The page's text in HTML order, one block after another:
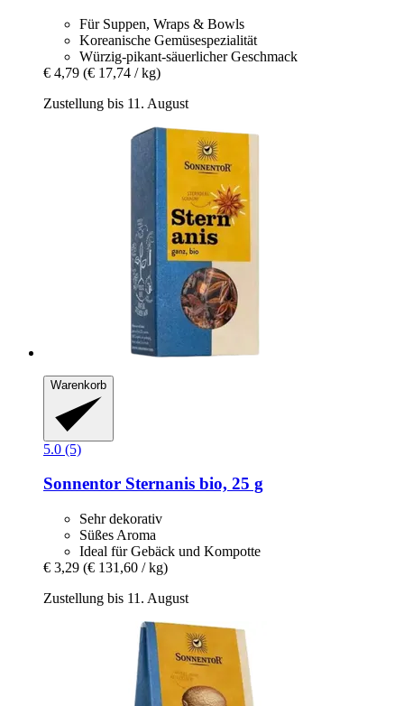
Für Suppen, Wraps & Bowls
Koreanische Gemüsespezialität
Würzig-pikant-säuerlicher Geschmack
€ 4,79 (€ 17,74 / kg)
Zustellung bis 11. August
Warenkorb
5.0 (5)
Sonnentor Sternanis bio, 25 g
Sehr dekorativ
Süßes Aroma
Ideal für Gebäck und Kompotte
€ 3,29 (€ 131,60 / kg)
Zustellung bis 11. August